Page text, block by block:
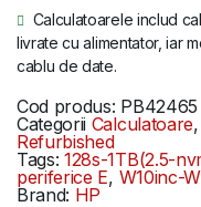
Calculatoarele includ
livrate cu alimentator, iar
cablu de date.
Cod produs: PB42465
Categorii Calculatoare
Refurbished
Tags: 128s-1TB(2.5-
periferice E, W10inc-
Brand: HP